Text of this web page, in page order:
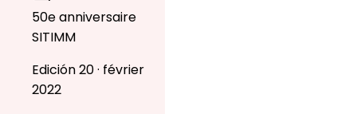
50e anniversaire
SITIMM
Edición 20 · février
2022